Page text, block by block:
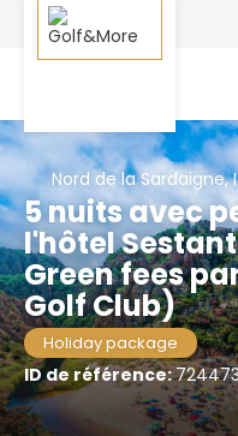
Nord de la Sardaigne,
5 nuits avec
l'hôtel
Green fees
Golf Club)
Holiday package
ID de référence: